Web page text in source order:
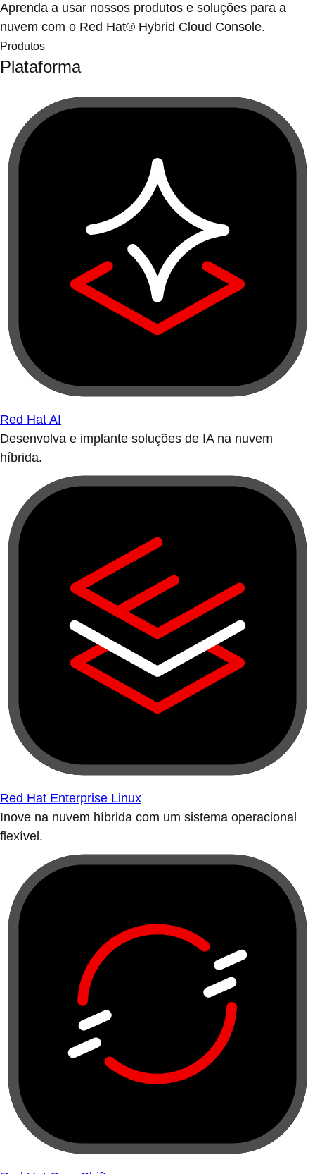
Aprenda a usar nossos produtos e soluções para a
nuvem com o Red Hat® Hybrid Cloud Console.
Produtos
Plataforma
Red Hat AI
Desenvolva e implante soluções de IA na nuvem
híbrida.
Red Hat Enterprise Linux
Inove na nuvem híbrida com um sistema operacional
flexível.